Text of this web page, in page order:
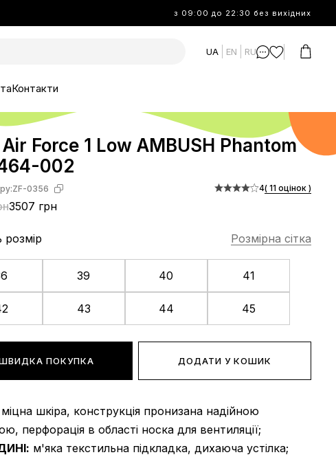
з 09:00 до 22:30 без вихідних
UA EN RU
Контакти
Force 1 Low AMBUSH Phantom
002
ZF-0356
3507 грн
4( 11 оцінок )
розмір Розмірна сітка
39 40 41
43 44 45
ПОКУПКА ДОДАТИ У КОШИК
міцна шкіра, конструкція пронизана надійною
перфорація в області носка для вентиляції;
м'яка текстильна підкладка, дихаюча устілка;